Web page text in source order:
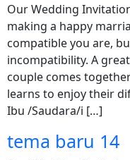
Our Wedding
making a happy
compatible you are,
incompatibility. A
couple comes
learns to enjoy their
Ibu /Saudara/i […]
tema baru 14